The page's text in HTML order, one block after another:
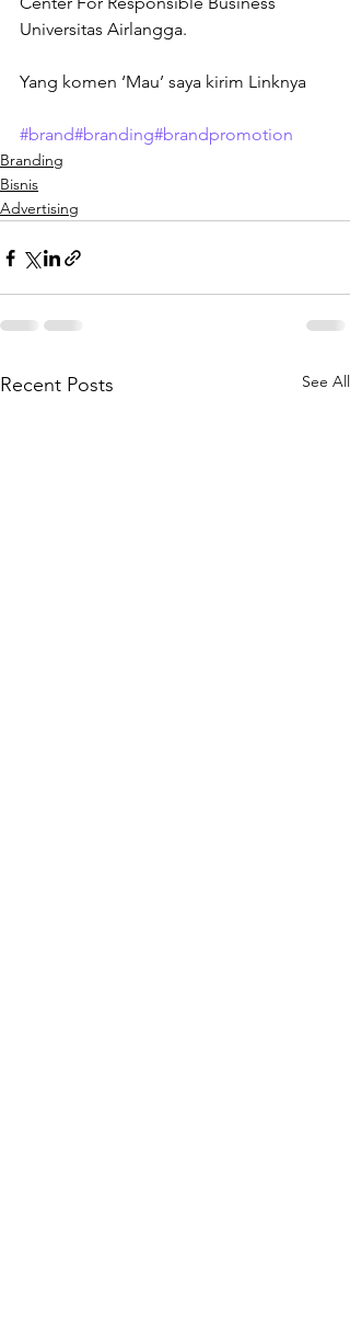
Universitas Airlangga.
Yang komen ‘Mau’ saya kirim Linknya
#brand#branding#brandpromotion
Branding
Bisnis
Advertising
Recent Posts See All